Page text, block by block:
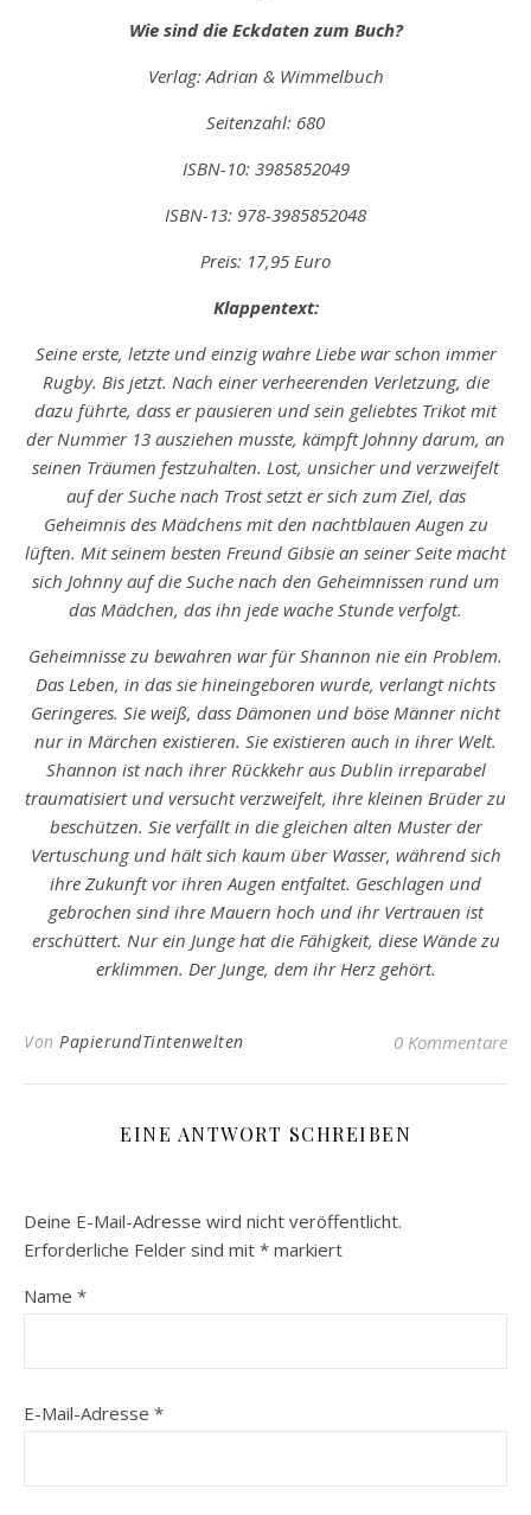
Wie sind die Eckdaten zum Buch?
Verlag: Adrian & Wimmelbuch
Seitenzahl: 680
ISBN-10: 3985852049
ISBN-13: ‎978-3985852048
Preis: 17,95 Euro
Klappentext:
Seine erste, letzte und einzig wahre Liebe war schon immer
Rugby. Bis jetzt. Nach einer verheerenden Verletzung, die
dazu führte, dass er pausieren und sein geliebtes Trikot mit
der Nummer 13 ausziehen musste, kämpft Johnny darum, an
seinen Träumen festzuhalten. Lost, unsicher und verzweifelt
auf der Suche nach Trost setzt er sich zum Ziel, das
Geheimnis des Mädchens mit den nachtblauen Augen zu
lüften. Mit seinem besten Freund Gibsie an seiner Seite macht
sich Johnny auf die Suche nach den Geheimnissen rund um
das Mädchen, das ihn jede wache Stunde verfolgt.
Geheimnisse zu bewahren war für Shannon nie ein Problem.
Das Leben, in das sie hineingeboren wurde, verlangt nichts
Geringeres. Sie weiß, dass Dämonen und böse Männer nicht
nur in Märchen existieren. Sie existieren auch in ihrer Welt.
Shannon ist nach ihrer Rückkehr aus Dublin irreparabel
traumatisiert und versucht verzweifelt, ihre kleinen Brüder zu
beschützen. Sie verfällt in die gleichen alten Muster der
Vertuschung und hält sich kaum über Wasser, während sich
ihre Zukunft vor ihren Augen entfaltet. Geschlagen und
gebrochen sind ihre Mauern hoch und ihr Vertrauen ist
erschüttert. Nur ein Junge hat die Fähigkeit, diese Wände zu
erklimmen. Der Junge, dem ihr Herz gehört.
Von PapierundTintenwelten 0 Kommentare
EINE ANTWORT SCHREIBEN
Deine E-Mail-Adresse wird nicht veröffentlicht.
Erforderliche Felder sind mit * markiert
Name *
E-Mail-Adresse *